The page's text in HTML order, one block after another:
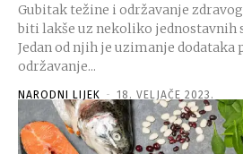
Gubitak težine i održavanje
biti lakše uz nekoliko jednostavnih
Jedan od njih je uzimanje dodataka
održavanje...
NARODNI LIJEK - 18. VELJAČE 2023.